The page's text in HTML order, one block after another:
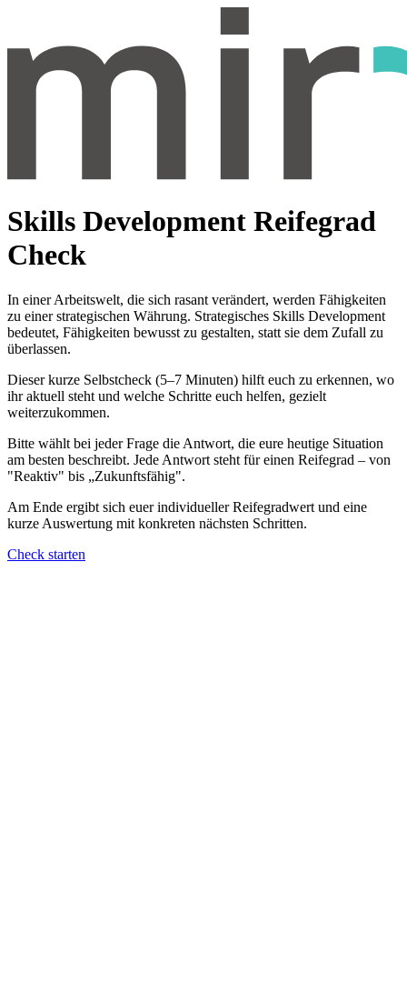
Skills Development Reifegrad
Check
In einer Arbeitswelt, die sich rasant verändert, werden Fähigkeiten
zu einer strategischen Währung. Strategisches Skills Development
bedeutet, Fähigkeiten bewusst zu gestalten, statt sie dem Zufall zu
überlassen.
Dieser kurze Selbstcheck (5–7 Minuten) hilft euch zu erkennen, wo
ihr aktuell steht und welche Schritte euch helfen, gezielt
weiterzukommen.
Bitte wählt bei jeder Frage die Antwort, die eure heutige Situation
am besten beschreibt. Jede Antwort steht für einen Reifegrad – von
"Reaktiv" bis „Zukunftsfähig".
Am Ende ergibt sich euer individueller Reifegradwert und eine
kurze Auswertung mit konkreten nächsten Schritten.
Check starten